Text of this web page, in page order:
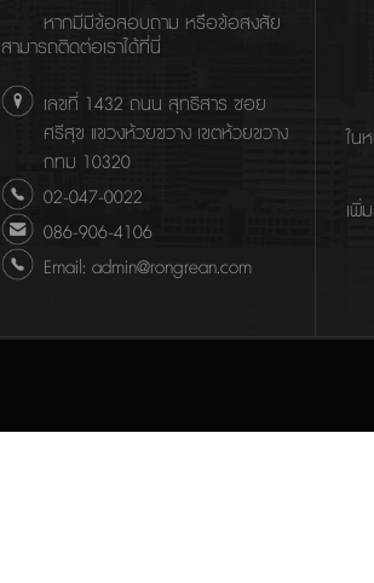
หากมีมีข้อสอบถาม หรือข้อสงสัย
สามารถติดต่อเราได้ที่นี่
เลขที่ 1432 ถนน สุทธิสาร ซอย
ศรีสุข แขวงห้วยขวาง เขตห้วยขวาง
กทม 10320
02-047-0022
086-906-4106
Email: admin@rongrean.com
ใน
เพิ่